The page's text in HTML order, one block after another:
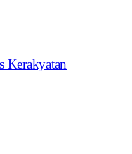
Kerakyatan